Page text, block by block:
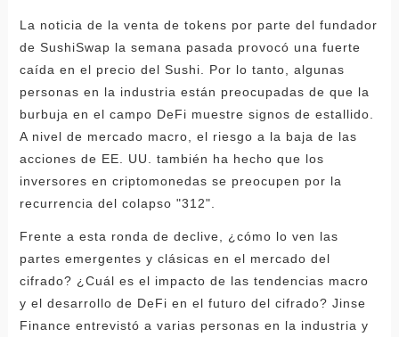
La noticia de la venta de tokens por parte del fundador
de SushiSwap la semana pasada provocó una fuerte
caída en el precio del Sushi. Por lo tanto, algunas
personas en la industria están preocupadas de que la
burbuja en el campo DeFi muestre signos de estallido.
A nivel de mercado macro, el riesgo a la baja de las
acciones de EE. UU. también ha hecho que los
inversores en criptomonedas se preocupen por la
recurrencia del colapso "312".
Frente a esta ronda de declive, ¿cómo lo ven las
partes emergentes y clásicas en el mercado del
cifrado? ¿Cuál es el impacto de las tendencias macro
y el desarrollo de DeFi en el futuro del cifrado? Jinse
Finance entrevistó a varias personas en la industria y